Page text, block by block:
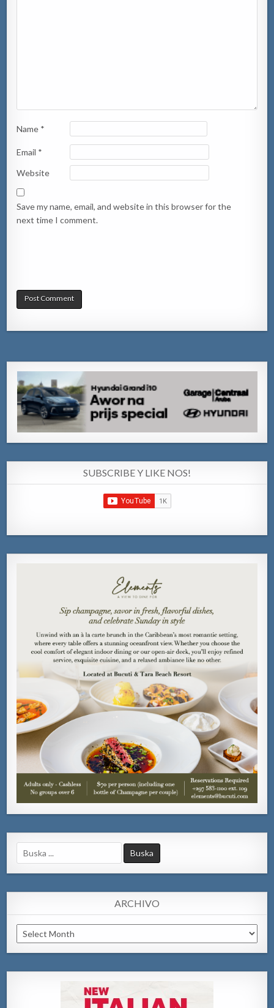
Name *
Email *
Website
Save my name, email, and website in this browser for the
next time I comment.
SUBSCRIBE Y LIKE NOS!
Search
for:
ARCHIVO
Archivo